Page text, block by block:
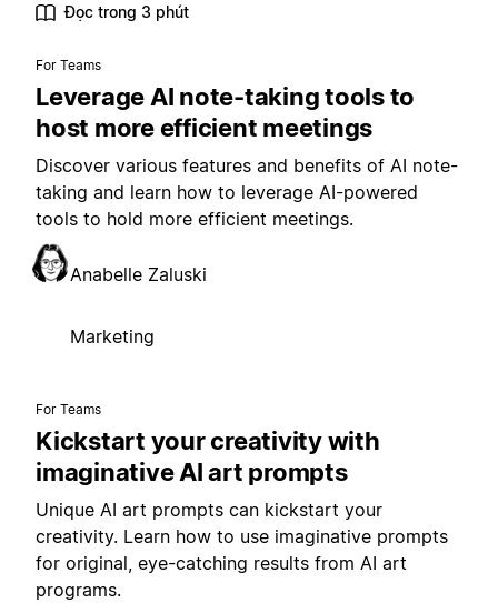
Đọc trong 3 phút
For Teams
Leverage AI note-taking tools to
host more efficient meetings
Discover various features and benefits of AI note-
taking and learn how to leverage AI-powered
tools to hold more efficient meetings.
Anabelle Zaluski
Marketing
For Teams
Kickstart your creativity with
imaginative AI art prompts
Unique AI art prompts can kickstart your
creativity. Learn how to use imaginative prompts
for original, eye-catching results from AI art
programs.